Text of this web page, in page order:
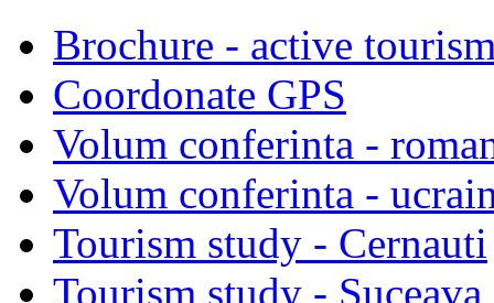
Brochure - active
Coordonate GPS
Volum conferinta -
Volum conferinta -
Tourism study - Cernauti
Tourism study - Suceava